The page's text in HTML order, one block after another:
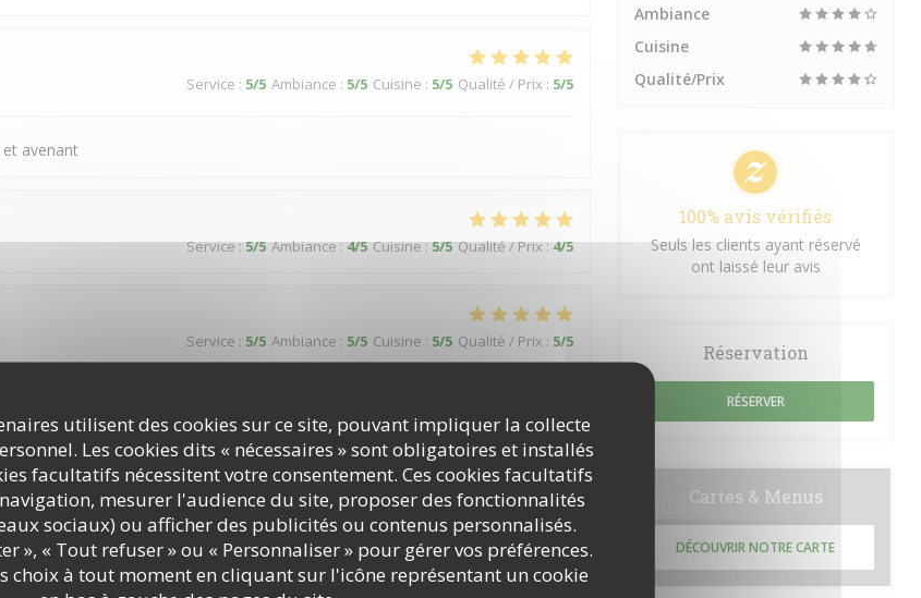
utilisent des cookies sur ce site, pouvant impliquer la collecte
Les cookies dits « nécessaires » sont obligatoires et installés
facultatifs nécessitent votre consentement. Ces cookies facultatifs
mesurer l'audience du site, proposer des fonctionnalités
sociaux) ou afficher des publicités ou contenus personnalisés.
», « Tout refuser » ou « Personnaliser » pour gérer vos préférences.
choix à tout moment en cliquant sur l'icône représentant un cookie
Service : 5/5 Ambiance : 5/5 Cuisine : 5/5 Qualité / Prix : 5/5
avenant
Service:5/5 Ambiance:4/5 Cuisine:5/5 Qualité / Prix:4/5
Service : 5/5 Ambiance : 5/5 Cuisine : 5/5 Qualité / Prix : 5/5
Service:5/5 Ambiance :5/5 Cuisine :5/5 Qualité / Prix: 5/5
Ambiance
Cuisine
Qualité/Prix
100% avis vérifiés
Seuls les clients ayant réservé
ont laissé leur avis
Réservation
RÉSERVER
Cartes & Menus
DÉCOUVRIR NOTRE CARTE